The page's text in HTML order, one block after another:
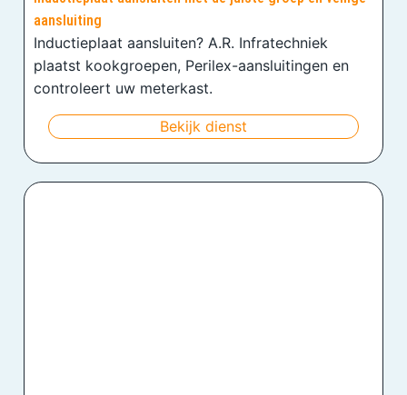
aansluiting
Inductieplaat aansluiten? A.R. Infratechniek
plaatst kookgroepen, Perilex-aansluitingen en
controleert uw meterkast.
Bekijk dienst